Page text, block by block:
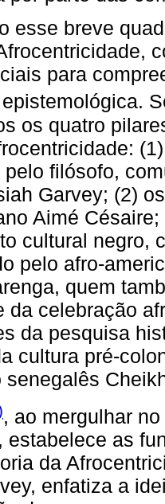
esse breve
para
os quatro
filósofo,
Garvey; (2)
Aimé
cultural negro,
pelo afro-
quem
da celebração
da pesquisa
cultura pré-
senegalês
, ao mergulhar
estabelece as
da
enfatiza a